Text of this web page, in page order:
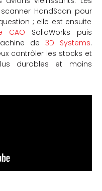
HandScan pour
; elle est ensuite
CAO SolidWorks puis
de 3D Systems.
contrôler les stocks et
durables et moins